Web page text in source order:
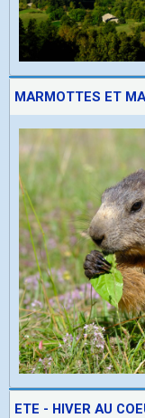
MARMOTTES ET
ETE - HIVER AU